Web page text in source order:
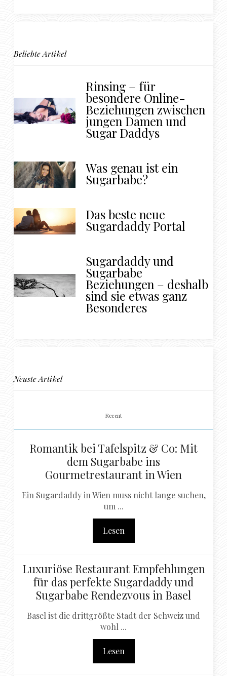
Beliebte Artikel
Rinsing – für
besondere Online-
Beziehungen zwischen
jungen Damen und
Sugar Daddys
Was genau ist ein
Sugarbabe?
Das beste neue
Sugardaddy Portal
Sugardaddy und
Sugarbabe
Beziehungen – deshalb
sind sie etwas ganz
Besonderes
Neuste Artikel
Recent
Romantik bei Tafelspitz & Co: Mit
dem Sugarbabe ins
Gourmetrestaurant in Wien
Ein Sugardaddy in Wien muss nicht lange suchen,
um ...
Lesen
Luxuriöse Restaurant Empfehlungen
für das perfekte Sugardaddy und
Sugarbabe Rendezvous in Basel
Basel ist die drittgrößte Stadt der Schweiz und
wohl ...
Lesen